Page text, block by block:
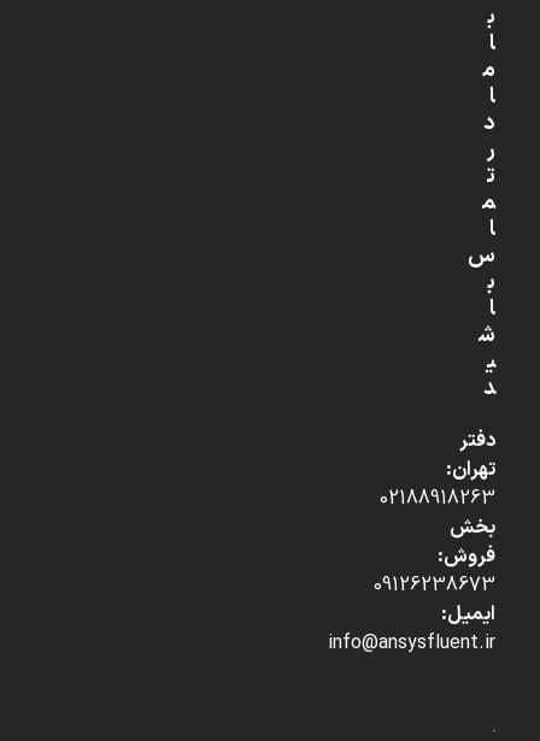
ب
ا
م
ا
د
ر
ت
م
ا
س
ب
ا
ش
ی
د
دفتر
تهران:
02188918263
بخش
فروش:
09126238673
ایمیل:
info@ansysfluent.ir